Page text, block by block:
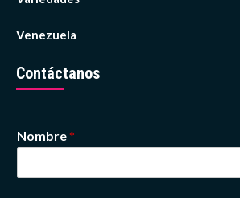
Venezuela
Contáctanos
Nombre*